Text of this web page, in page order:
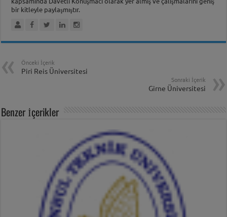
bir kitleyle paylaşmıştır.
Önceki İçerik
Piri Reis Üniversitesi
Sonraki İçerik
Girne Üniversitesi
Benzer İçerikler